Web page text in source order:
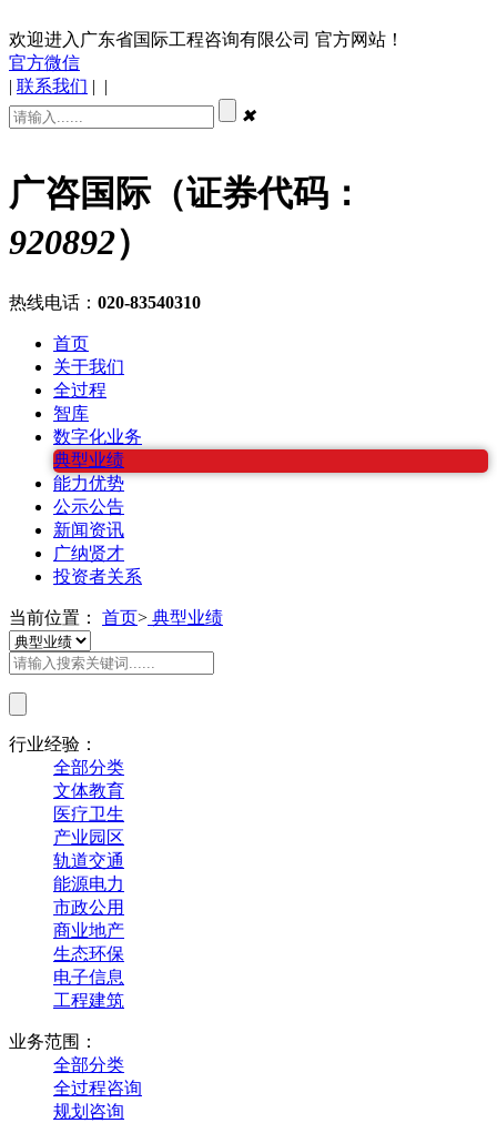
欢迎进入广东省国际工程咨询有限公司 官方网站！
官方微信
| 联系我们 | |
✖
广咨国际（证券代码：
920892）
热线电话： 020-83540310
首页
关于我们
全过程
智库
数字化业务
典型业绩
能力优势
公示公告
新闻资讯
广纳贤才
投资者关系
当前位置： 首页> 典型业绩
行业经验：
全部分类
文体教育
医疗卫生
产业园区
轨道交通
能源电力
市政公用
商业地产
生态环保
电子信息
工程建筑
业务范围：
全部分类
全过程咨询
规划咨询